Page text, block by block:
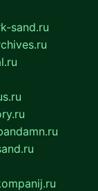
sand.ru